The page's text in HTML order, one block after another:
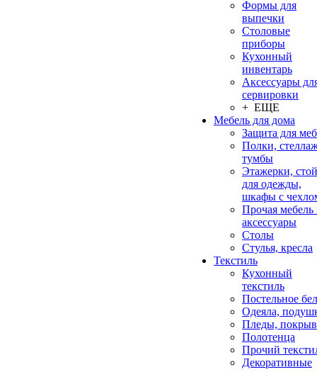
Формы для
выпечки
Столовые
приборы
Кухонный
инвентарь
Аксессуары
сервировки
+ ЕЩЕ
Мебель для дома
Защита для
Полки,
тумбы
Этажерки,
для одежды,
шкафы с
Прочая мебель
аксессуары
Столы
Стулья, кресла
Текстиль
Кухонный
текстиль
Постельное
Одеяла,
Пледы,
Полотенца
Прочий
Декоративные